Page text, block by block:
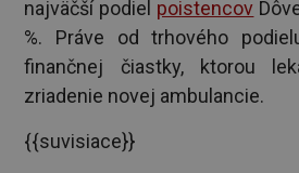
najväčší podiel poistencov
%. Práve od trhového
finančnej čiastky, ktorou
zriadenie novej ambulancie.
{{suvisiace}}